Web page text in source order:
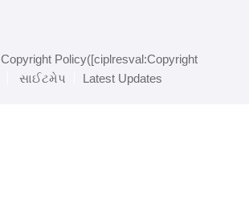
Copyright Policy([ciplresval:Copyright
સાઈટમેપ Latest Updates